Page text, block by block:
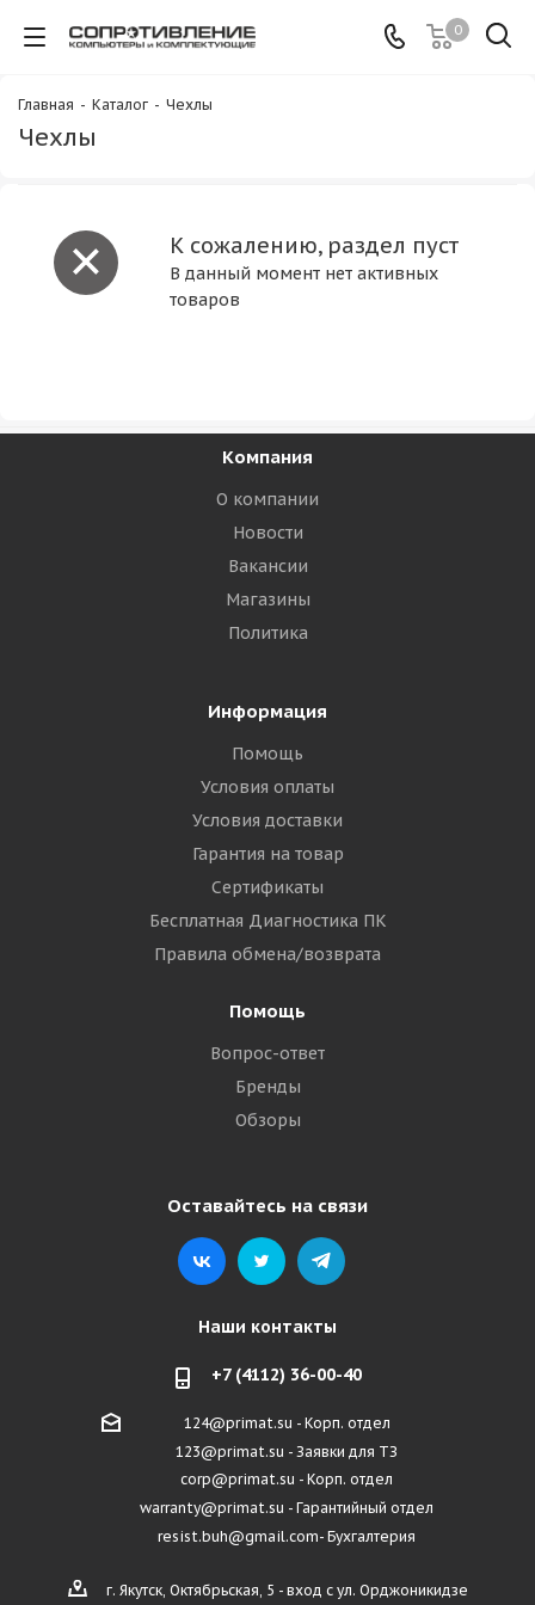
0
Главная - Каталог - Чехлы
Чехлы
К сожалению, раздел пуст
В данный момент нет активных
товаров
Компания
О компании
Новости
Вакансии
Магазины
Политика
Информация
Помощь
Условия оплаты
Условия доставки
Гарантия на товар
Сертификаты
Бесплатная Диагностика ПК
Правила обмена/возврата
Помощь
Вопрос-ответ
Бренды
Обзоры
Оставайтесь на связи
Наши контакты
+7 (4112) 36-00-40
124@primat.su - Корп. отдел
123@primat.su - Заявки для ТЗ
corp@primat.su - Корп. отдел
warranty@primat.su - Гарантийный отдел
resist.buh@gmail.com- Бухгалтерия
г. Якутск, Октябрьская, 5 - вход с ул. Орджоникидзе